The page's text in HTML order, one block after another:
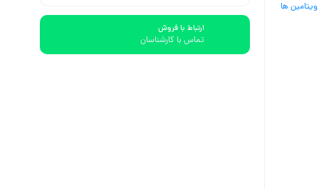
ویتامین ها
ارتباط با فروش
تماس با کارشناسان